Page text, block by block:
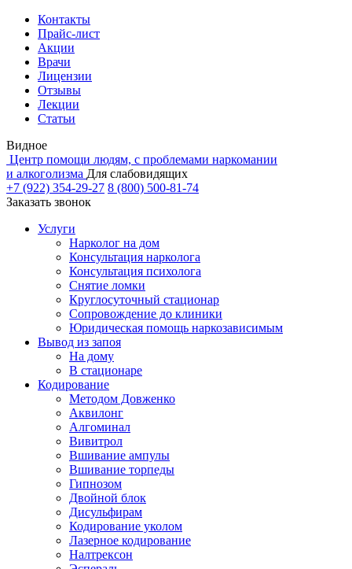
Контакты
Прайс-лист
Акции
Врачи
Лицензии
Отзывы
Лекции
Статьи
Видное
Центр помощи людям, с проблемами наркомании
и алкоголизма Для слабовидящих
+7 (922) 354-29-27 8 (800) 500-81-74
Заказать звонок
Услуги
Нарколог на дом
Консультация нарколога
Консультация психолога
Снятие ломки
Круглосуточный стационар
Сопровождение до клиники
Юридическая помощь наркозависимым
Вывод из запоя
На дому
В стационаре
Кодирование
Методом Довженко
Аквилонг
Алгоминал
Вивитрол
Вшивание ампулы
Вшивание торпеды
Гипнозом
Двойной блок
Дисульфирам
Кодирование уколом
Лазерное кодирование
Налтрексон